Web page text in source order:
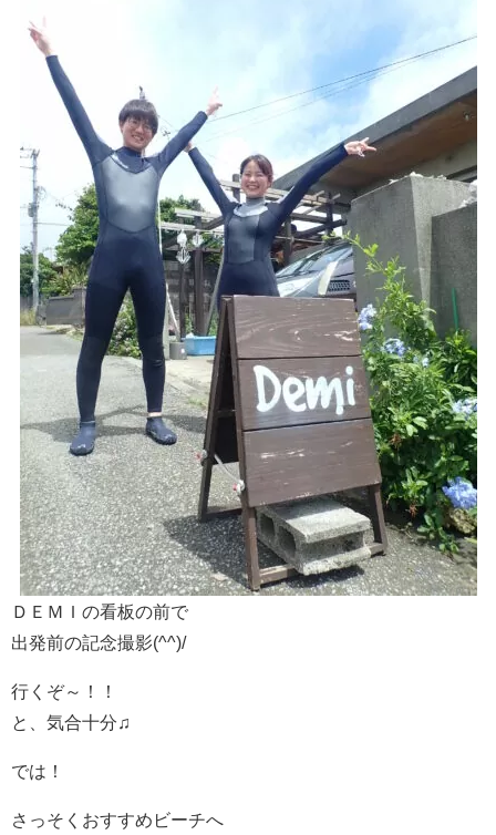
ＤＥＭＩの看板の前で
出発前の記念撮影(^^)/
行くぞ～！！
と、気合十分♫
では！
さっそくおすすめビーチへ